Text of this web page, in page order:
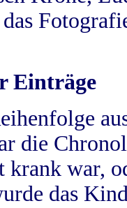
Einträge
die
krank war,
das